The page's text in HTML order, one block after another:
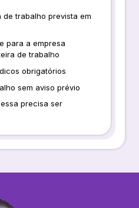
de trabalho prevista em
para a empresa
de trabalho
obrigatórios
sem aviso prévio
precisa ser